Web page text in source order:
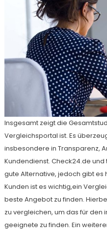
Insgesamt zeigt die
Vergleichsportal ist. Es
insbesondere in Transparenz,
Kundendienst. Check24.de
gute Alternative, jedoch gibt es
Kunden ist es wichtig,ein
beste Angebot zu finden.
zu vergleichen, um das für den
geeignete zu finden. Ein